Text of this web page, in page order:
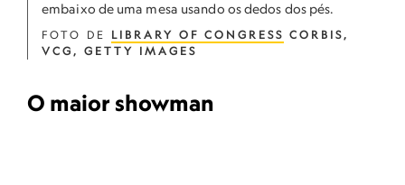
embaixo de uma mesa usando os dedos dos pés.
FOTO DE LIBRARY OF CONGRESS CORBIS,
VCG, GETTY IMAGES
O maior showman